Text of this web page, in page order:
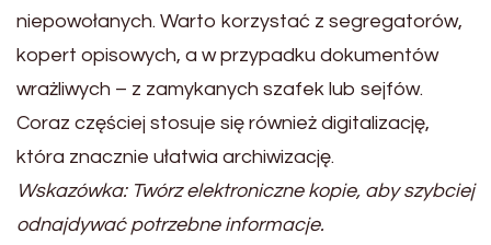
niepowołanych. Warto korzystać z segregatorów,
kopert opisowych, a w przypadku dokumentów
wrażliwych – z zamykanych szafek lub sejfów.
Coraz częściej stosuje się również digitalizację,
która znacznie ułatwia archiwizację.
Wskazówka: Twórz elektroniczne kopie, aby szybciej
odnajdywać potrzebne informacje.